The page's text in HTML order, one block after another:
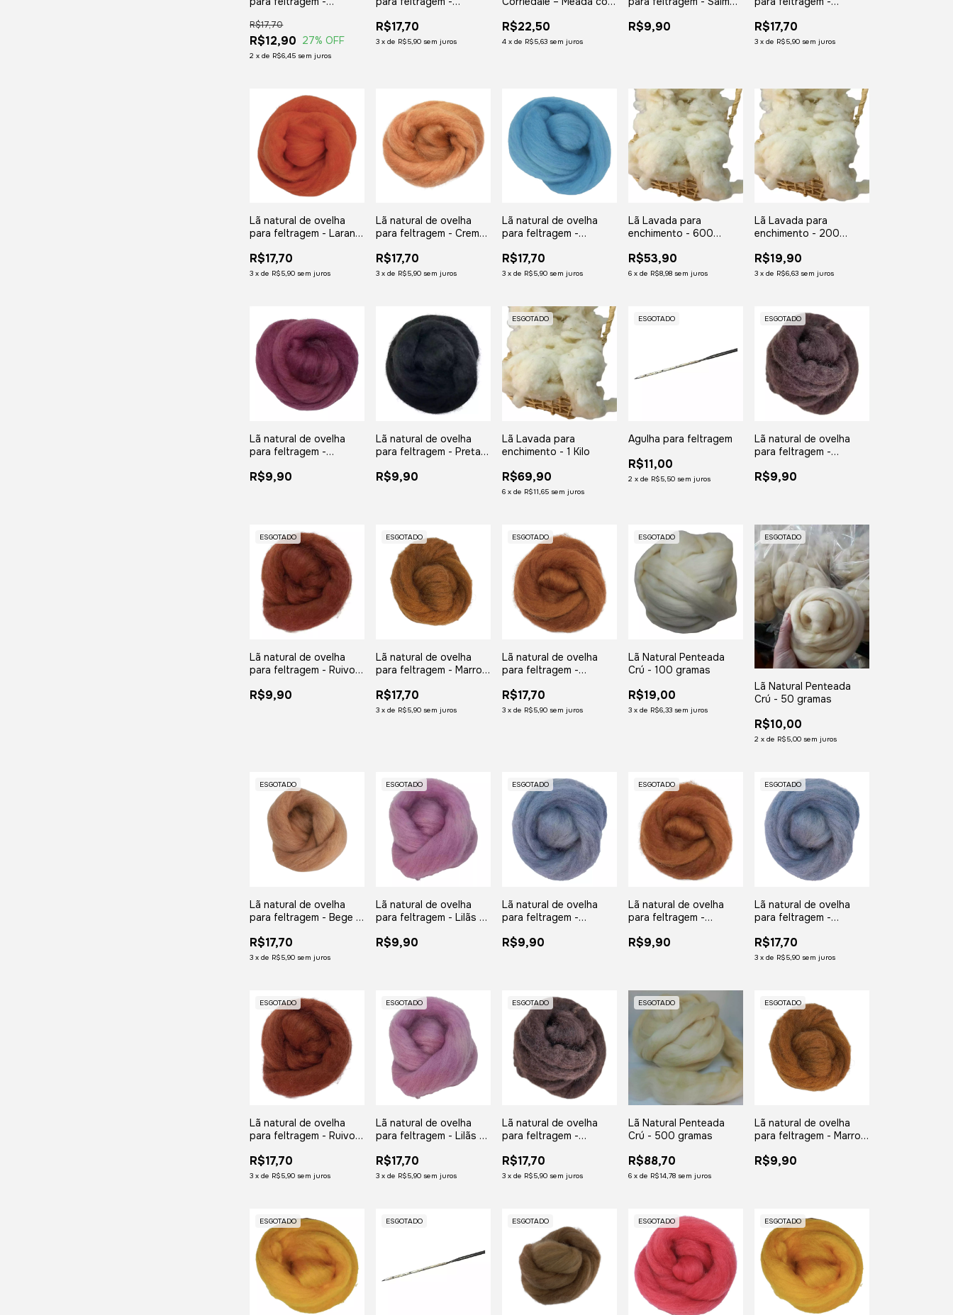
50 gramas
R$12,90
R$17,70
27% OFF
2 xde R$6,45 sem juros
com 50 gramas
R$17,70
3 xde R$5,90 sem juros
Artesanato e Feltragem
R$22,50
4 xde R$5,63 sem juros
25 gramas
R$9,90
50 gramas
R$17,70
3 xde R$5,90 sem juros
Lã natural de ovelha
para feltragem - Laranja
gramas
R$17,70
3 xde R$5,90 sem juros
Lã natural de ovelha
para feltragem - Creme
gramas
R$17,70
3 xde R$5,90 sem juros
Lã natural de ovelha
para feltragem -
meada com 50 gramas
R$17,70
3 xde R$5,90 sem juros
Lã Lavada para
enchimento - 600
R$53,90
6 xde R$8,98 sem juros
Lã Lavada para
enchimento - 200
R$19,90
3 xde R$6,63 sem juros
Lã natural de ovelha
para feltragem -
25 gramas
R$9,90
Lã natural de ovelha
para feltragem - Preta -
R$9,90
ESGOTADO
Lã Lavada para
enchimento - 1 Kilo
R$69,90
6 xde R$11,65 sem juros
ESGOTADO
Agulha para feltragem
R$11,00
2 xde R$5,50 sem juros
ESGOTADO
Lã natural de ovelha
para feltragem -
meada com 25 gramas
R$9,90
ESGOTADO
Lã natural de ovelha
para feltragem - Ruivo -
R$9,90
ESGOTADO
Lã natural de ovelha
para feltragem - Marrom
gramas
R$17,70
3 xde R$5,90 sem juros
ESGOTADO
Lã natural de ovelha
para feltragem -
50 gramas
R$17,70
3 xde R$5,90 sem juros
ESGOTADO
Lã Natural Penteada
Crú - 100 gramas
R$19,00
3 xde R$6,33 sem juros
ESGOTADO
Lã Natural Penteada
Crú - 50 gramas
R$10,00
2 xde R$5,00 sem juros
ESGOTADO
Lã natural de ovelha
para feltragem - Bege -
R$17,70
3 xde R$5,90 sem juros
ESGOTADO
Lã natural de ovelha
para feltragem - Lilãs -
R$9,90
ESGOTADO
Lã natural de ovelha
para feltragem -
25 gramas
R$9,90
ESGOTADO
Lã natural de ovelha
para feltragem -
25 gramas
R$9,90
ESGOTADO
Lã natural de ovelha
para feltragem -
50 gramas
R$17,70
3 xde R$5,90 sem juros
ESGOTADO
Lã natural de ovelha
para feltragem - Ruivo -
R$17,70
3 xde R$5,90 sem juros
ESGOTADO
Lã natural de ovelha
para feltragem - Lilãs -
R$17,70
3 xde R$5,90 sem juros
ESGOTADO
Lã natural de ovelha
para feltragem -
meada com 50 gramas
R$17,70
3 xde R$5,90 sem juros
ESGOTADO
Lã Natural Penteada
Crú - 500 gramas
R$88,70
6 xde R$14,78 sem juros
ESGOTADO
Lã natural de ovelha
para feltragem - Marrom
R$9,90
ESGOTADO ESGOTADO ESGOTADO ESGOTADO ESGOTADO